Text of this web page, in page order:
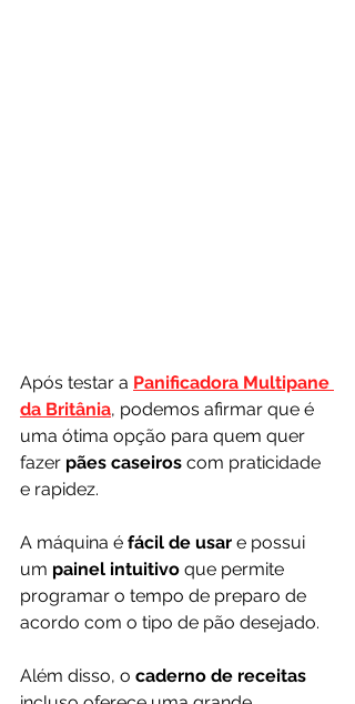
Após testar a Panificadora Multipane
da Britânia, podemos afirmar que é
uma ótima opção para quem quer
fazer pães caseiros com praticidade
e rapidez.
A máquina é fácil de usar e possui
um painel intuitivo que permite
programar o tempo de preparo de
acordo com o tipo de pão desejado.
Além disso, o caderno de receitas